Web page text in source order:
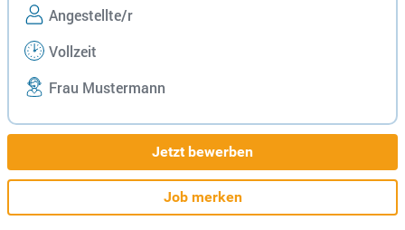
Angestellte/r
Vollzeit
Frau Mustermann
Jetzt bewerben
Job merken